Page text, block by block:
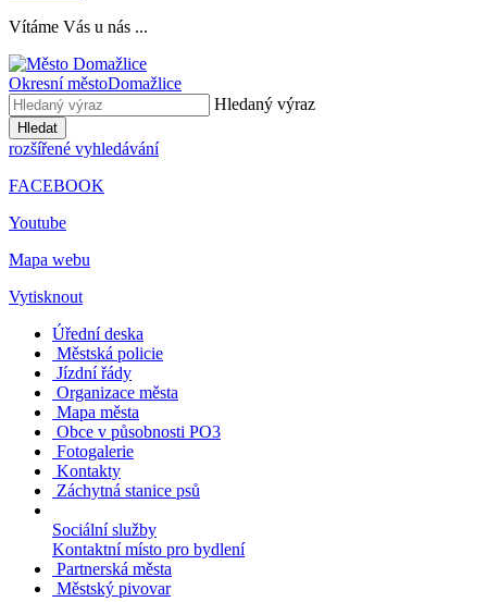
Vítáme Vás u nás ...
Okresní městoDomažlice
Hledaný výraz
Hledat
rozšířené vyhledávání
FACEBOOK
Youtube
Mapa webu
Vytisknout
Úřední deska
Městská policie
Jízdní řády
Organizace města
Mapa města
Obce v působnosti PO3
Fotogalerie
Kontakty
Záchytná stanice psů
Sociální služby
Kontaktní místo pro bydlení
Partnerská města
Městský pivovar